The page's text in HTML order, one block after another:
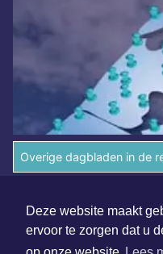
Deze website maakt
ervoor te zorgen dat u
Overige dagbladen in de
Algemene voorwaarden
Disclaimer